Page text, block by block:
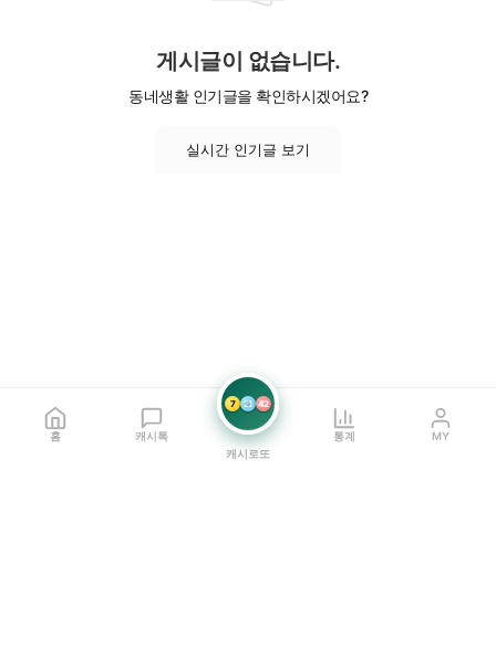
게시글이 없습니다.
동네생활 인기글을 확인하시겠어요?
실시간 인기글 보기
홈 캐시톡
7 21 42
캐시로또
통계 MY